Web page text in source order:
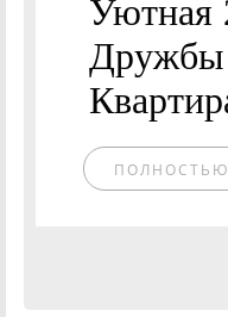
Уютная
Дружбы
ПОЛНОСТЬЮ